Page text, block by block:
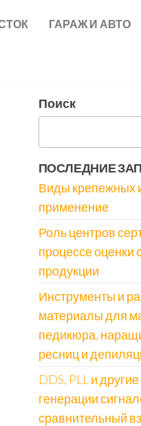
ГАРАЖ И АВТО
Поиск
ПОСЛЕДНИЕ
Виды крепежных
применение
Роль центров
процессе оценки
продукции
Инструменты и
материалы для
педикюра,
ресниц и
DDS, PLL и
генерации
сравнительный